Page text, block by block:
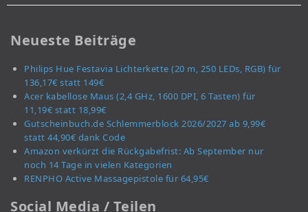
Neueste Beiträge
Philips Hue Festavia Lichterkette (20 m, 250 LEDs, RGB) für
136,17€ statt 149€
Acer kabellose Maus (2,4 GHz, 1600 DPI, 6 Tasten) für
11,19€ statt 18,99€
Gutscheinbuch.de Schlemmerblock 2026/2027 ab 9,99€
statt 44,90€ dank Code
Amazon verkürzt die Rückgabefrist: Ab September nur
noch 14 Tage in vielen Kategorien
RENPHO Active Massagepistole für 64,95€
Social Media / Teilen